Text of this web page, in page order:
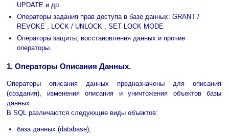
UPDATE и др.
Операторы задания прав доступа в базе данных: GRANT /
REVOKE , LOCK / UNLOCK , SET LOCK MODE
Операторы защиты, восстановления данных и прочие
операторы.
1. Операторы Описания Данных.
Операторы описания данных предназначены для описания
(создания), изменения описания и уничтожения объектов базы
данных.
В SQL различаются следующие виды объектов:
база данных (database);